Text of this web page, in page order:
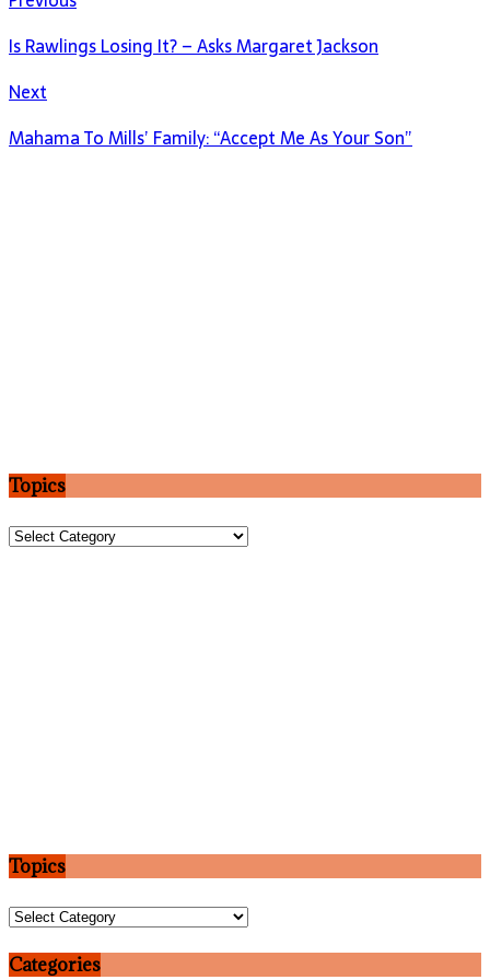
Is Rawlings Losing It? – Asks Margaret Jackson
Next
Mahama To Mills’ Family: “Accept Me As Your Son”
Topics
Topics
Topics
Topics
Categories